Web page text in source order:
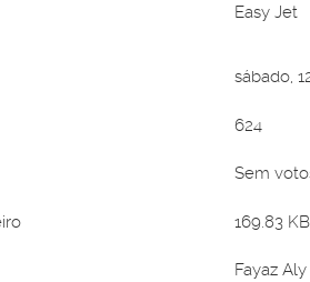
Easy Jet
sábado,
624
Sem
169.83
Fayaz